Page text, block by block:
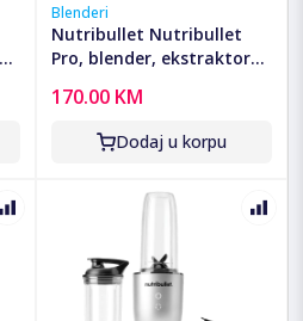
Blenderi
Nutribullet Nutribullet
Pro, blender, ekstraktor
NB907MAB
170.00 KM
Dodaj u korpu